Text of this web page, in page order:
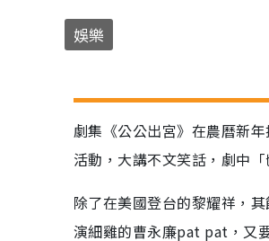
娛樂
劇集《公公出宮》在農曆新
活動，大講不文笑話，劇中
除了在美國登台的黎耀祥，
演細雞的曹永廉pat pat，又